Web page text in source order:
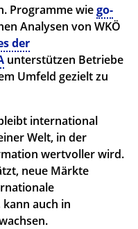
Programme wiego-
Analysen von WKÖ
der
unterstützen Betriebe
Umfeld gezielt zu
international
Welt, in der
wertvoller wird.
neue Märkte
auch in